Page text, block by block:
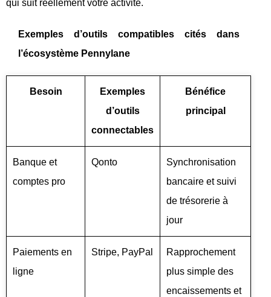
qui suit réellement votre activité.
Exemples d’outils compatibles cités dans
l’écosystème Pennylane
Besoin
Exemples
d’outils
connectables
Bénéfice
principal
Banque et
comptes pro
Qonto
Synchronisation
bancaire et suivi
de trésorerie à
jour
Paiements en
ligne
Stripe, PayPal
Rapprochement
plus simple des
encaissements et